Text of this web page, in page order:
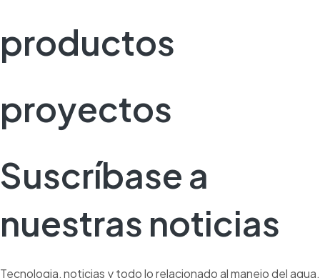
productos
proyectos
Suscríbase a
nuestras noticias
Tecnologia, noticias y todo lo relacionado al manejo del agua.